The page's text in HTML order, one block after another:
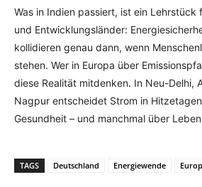
Was in Indien passiert, ist ein Lehrstück
und Entwicklungsländer:
kollidieren genau dann, wenn
stehen. Wer in Europa über
diese Realität mitdenken. In Neu-Delhi,
Nagpur entscheidet Strom in
Gesundheit – und manchmal über
TAGS Deutschland Energiewende